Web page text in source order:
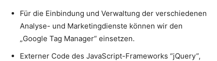
Für die Einbindung und Verwaltung der verschiedenen
Analyse- und Marketingdienste können wir den
„Google Tag Manager“ einsetzen.
Externer Code des JavaScript-Frameworks “jQuery”,